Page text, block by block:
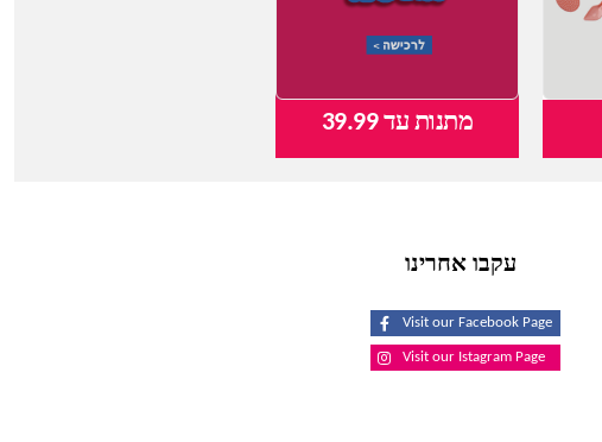
מתנות עד 39.99
עקבו אחרינו
Visit our Facebook Page
Visit our Istagram Page